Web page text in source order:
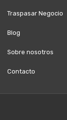
Traspasar Negocio
Blog
Sobre nosotros
Contacto